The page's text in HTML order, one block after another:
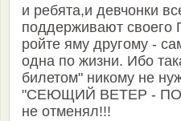
и ребята,и девчонки
поддерживают своего
ройте яму другому -
одна по жизни. Ибо
билетом" никому не
"СЕЮЩИЙ ВЕТЕР -
не отменял!!!